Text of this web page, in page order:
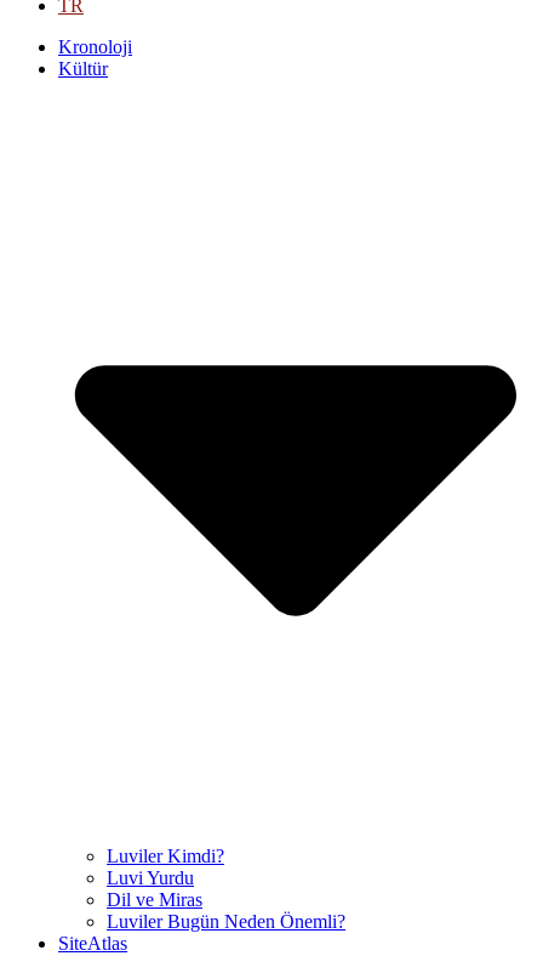
TR
Kronoloji
Kültür
Luviler Kimdi?
Luvi Yurdu
Dil ve Miras
Luviler Bugün Neden Önemli?
SiteAtlas